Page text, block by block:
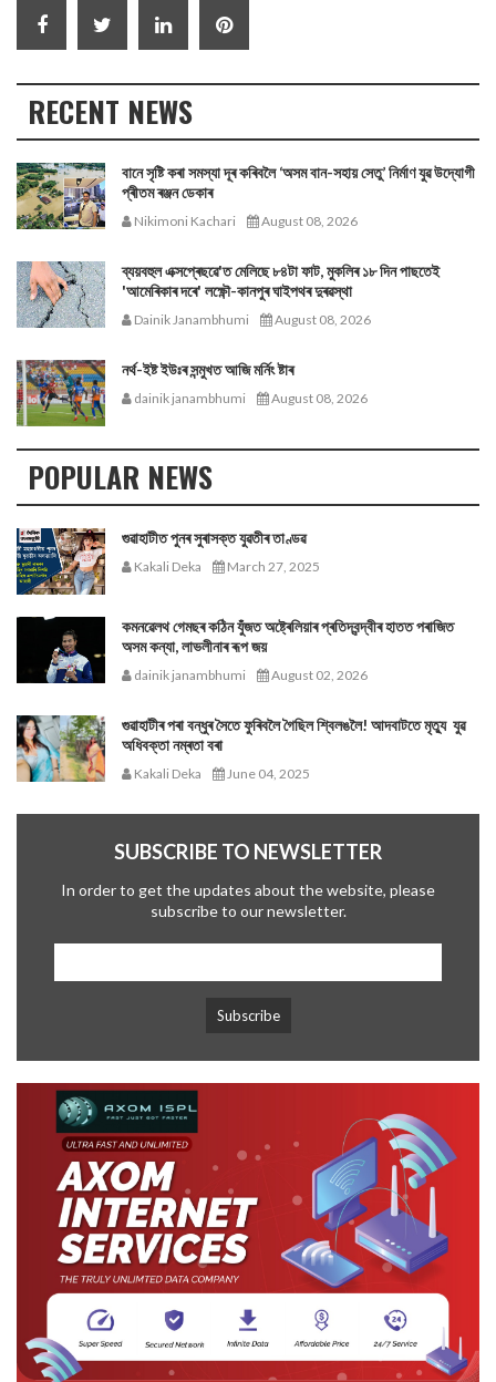
RECENT NEWS
বানে সৃষ্টি কৰা সমস্যা দূৰ কৰিবলৈ ‘অসম বান-সহায় সেতু’ নিৰ্মাণ যুৱ উদ্যোগী
প্ৰীতম ৰঞ্জন ডেকাৰ
Nikimoni Kachari August 08, 2026
ব্যয়বহুল এক্সপ্ৰেছৱে'ত মেলিছে ৮৪টা ফাট, মুকলিৰ ১৮ দিন পাছতেই
'আমেৰিকাৰ দৰে' লক্ষ্ণৌ-কানপুৰ ঘাইপথৰ দুৰৱস্থা
Dainik Janambhumi August 08, 2026
নর্থ-ইষ্ট ইউঃৰ সন্মুখত আজি মর্নিং ষ্টাৰ
dainik janambhumi August 08, 2026
POPULAR NEWS
গুৱাহাটীত পুনৰ সুৰাসক্ত যুৱতীৰ তাণ্ডৱ
Kakali Deka March 27, 2025
কমনৱেলথ গেমছৰ কঠিন যুঁজত অষ্ট্ৰেলিয়াৰ প্ৰতিদ্বন্দ্বীৰ হাতত পৰাজিত
অসম কন্যা, লাভলীনাৰ ৰূপ জয়
dainik janambhumi August 02, 2026
গুৱাহাটীৰ পৰা বন্ধুৰ সৈতে ফুৰিবলৈ গৈছিল শ্বিলঙলৈ! আদবাটতে মৃত্যু যুৱ
অধিবক্তা নম্ৰতা বৰা
Kakali Deka June 04, 2025
SUBSCRIBE TO NEWSLETTER
In order to get the updates about the website, please
subscribe to our newsletter.